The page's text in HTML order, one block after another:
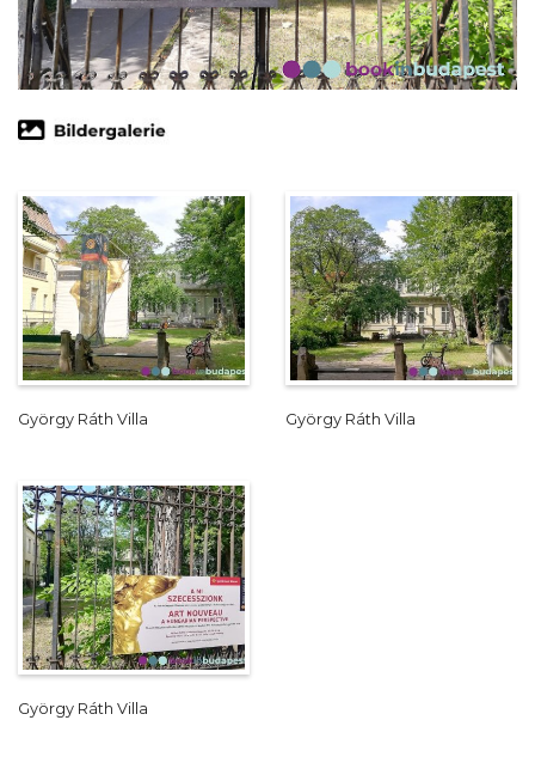
György Ráth Villa György Ráth Villa
György Ráth Villa